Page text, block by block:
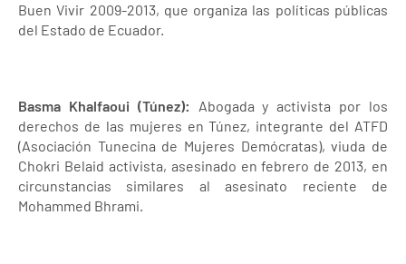
Buen Vivir 2009-2013, que organiza las políticas públicas
del Estado de Ecuador.
Basma Khalfaoui (Túnez): Abogada y activista por los
derechos de las mujeres en Túnez, integrante del ATFD
(Asociación Tunecina de Mujeres Demócratas), viuda de
Chokri Belaid activista, asesinado en febrero de 2013, en
circunstancias similares al asesinato reciente de
Mohammed Bhrami.